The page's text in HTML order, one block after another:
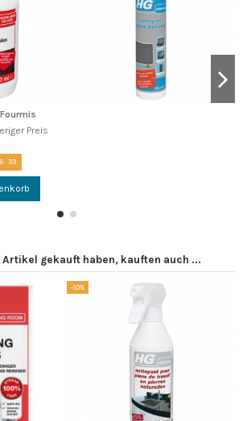
Preis
:32
gekauft haben, kauften auch ...
-10%